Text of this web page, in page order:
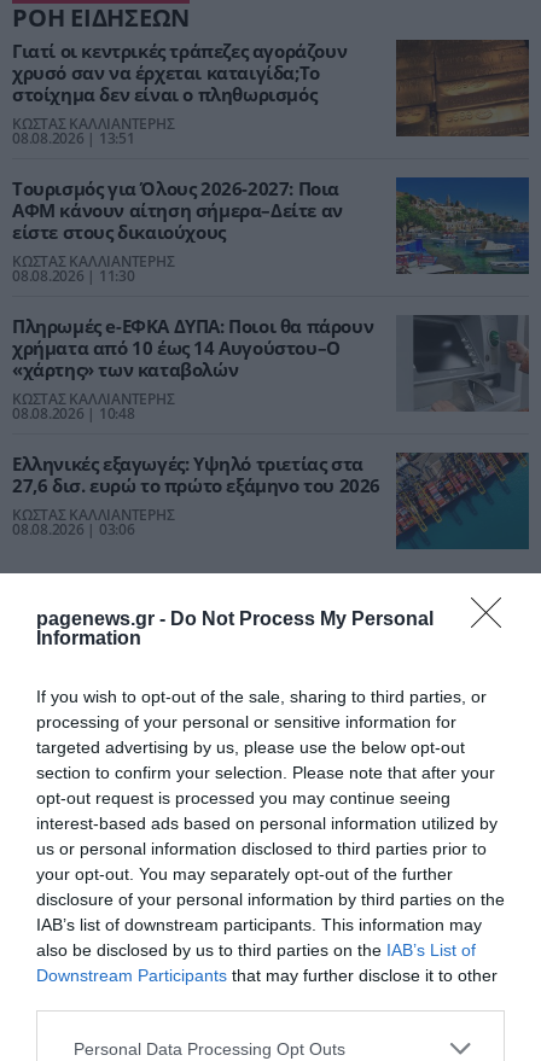
pagenews.gr - Do Not Process My Personal
Information
If you wish to opt-out of the sale, sharing to third parties, or
processing of your personal or sensitive information for
targeted advertising by us, please use the below opt-out
section to confirm your selection. Please note that after your
opt-out request is processed you may continue seeing
interest-based ads based on personal information utilized by
us or personal information disclosed to third parties prior to
your opt-out. You may separately opt-out of the further
disclosure of your personal information by third parties on the
IAB’s list of downstream participants. This information may
also be disclosed by us to third parties on the IAB’s List of
Downstream Participants that may further disclose it to other
Please note that this website/app uses one or more Google
Personal Data Processing Opt Outs
ΡΟΗ ΕΙΔΗΣΕΩΝ
Γιατί οι κεντρικές τράπεζες αγοράζουν
χρυσό σαν να έρχεται καταιγίδα;Το
στοίχημα δεν είναι ο πληθωρισμός
ΚΩΣΤΑΣ ΚΑΛΛΙΑΝΤΕΡΗΣ
08.08.2026 | 13:51
Τουρισμός για Όλους 2026-2027: Ποια
ΑΦΜ κάνουν αίτηση σήμερα–Δείτε αν
είστε στους δικαιούχους
ΚΩΣΤΑΣ ΚΑΛΛΙΑΝΤΕΡΗΣ
08.08.2026 | 11:30
Πληρωμές e-ΕΦΚΑ ΔΥΠΑ: Ποιοι θα πάρουν
χρήματα από 10 έως 14 Αυγούστου–Ο
«χάρτης» των καταβολών
ΚΩΣΤΑΣ ΚΑΛΛΙΑΝΤΕΡΗΣ
08.08.2026 | 10:48
Ελληνικές εξαγωγές: Υψηλό τριετίας στα
27,6 δισ. ευρώ το πρώτο εξάμηνο του 2026
ΚΩΣΤΑΣ ΚΑΛΛΙΑΝΤΕΡΗΣ
08.08.2026 | 03:06
Μπαλατσούκας pagenews.gr:«Η κυβέρνηση θυμάται τους
πυροσβέστες όταν τους λέει ήρωες–όχι όταν ζητούν
στήριξη»
Γ.Βρεττάκος στο pagenews.gr: «Το ΠΑΣΟΚ μπλοκάρει τη